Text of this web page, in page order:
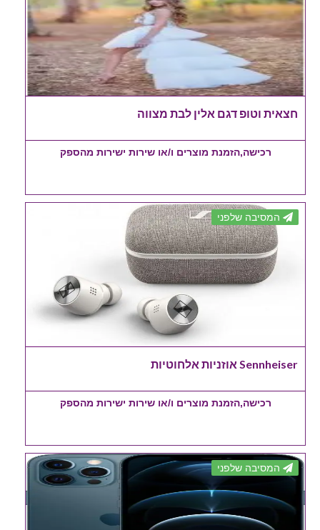
חצאית וטופ דגם אלין לבת מצווה
רכישה,הזמנת מוצרים ו/או שירות ישירות מהספק
המסיבה שלפני
Sennheiser אוזניות אלחוטיות
רכישה,הזמנת מוצרים ו/או שירות ישירות מהספק
המסיבה שלפני